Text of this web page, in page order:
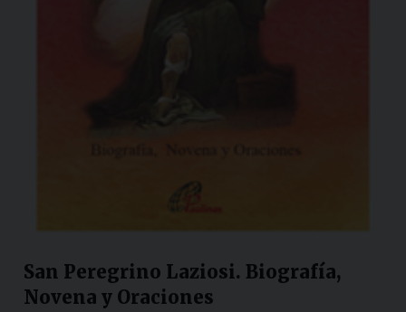
San Peregrino Laziosi. Biografía,
Novena y Oraciones